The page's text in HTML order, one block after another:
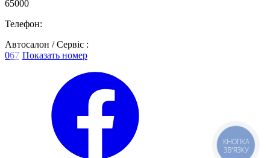
65000
Телефон:
Автосалон / Сервіс :
067 Показать номер
КНОПКА
ЗВ'ЯЗКУ